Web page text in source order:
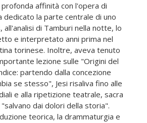
affinità con l'opera di
la parte centrale di uno
all'analisi di Tamburi nella notte, lo
e interpretato anni prima nel
torinese. Inoltre, aveva tenuto
lezione sulle "Origini del
partendo dalla concezione
se stesso", Jesi risaliva fino alle
e alla ripetizione teatrale, sacra
dai dolori della storia".
teorica, la drammaturgia e
da cui emergono l'idea
del tempo storico" - il cardine su
della "macchina mitologica" nel
discussione del ruolo dell'artista
(o, potremmo chiosare, "di
risalta infatti la drammatica
impegna nella lotta di classe
la possibilità del contributo
autocritica accomuna così il
i testi qui riproposti ancora